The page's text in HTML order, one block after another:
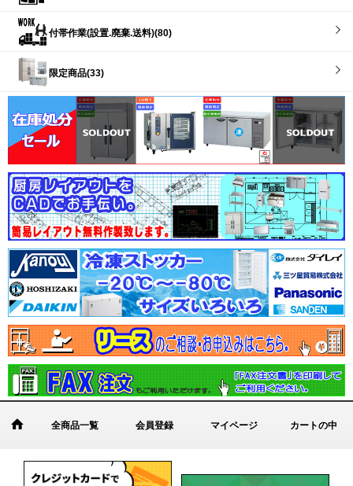
付帯作業(設置.廃棄.送料)(80)
限定商品(33)
全商品一覧 会員登録 マイページ カートの中